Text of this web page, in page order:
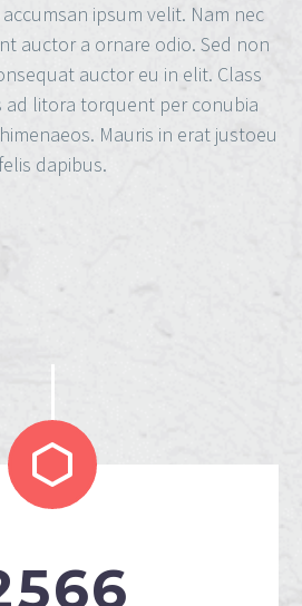
ipsum velit. Nam nec
auctor a ornare odio. Sed non
auctor eu in elit. Class
ad litora torquent per conubia
Mauris in erat justoeu
felis dapibus.


566